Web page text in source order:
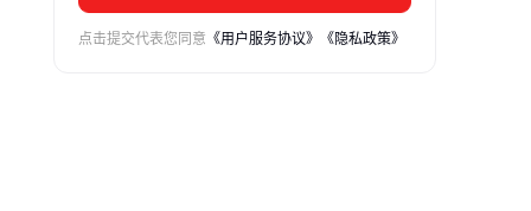
点击提交代表您同意 《用户服务协议》 《隐私政策》